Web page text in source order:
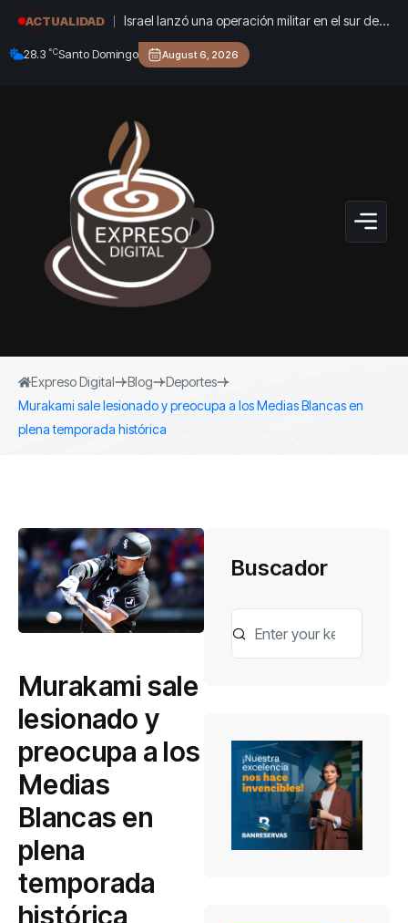
ACTUALIDAD
Israel lanzó una operación militar en el sur de
Líbano en respuesta a un ataque del grupo
terrorista Hezbollah
28.3 °CSanto Domingo August 6, 2026
Expreso Digital Blog
Deportes
Murakami sale lesionado y preocupa a los Medias Blancas en
plena temporada histórica
Murakami sale
lesionado y
preocupa a los
Medias
Blancas en
plena
temporada
histórica
Buscador